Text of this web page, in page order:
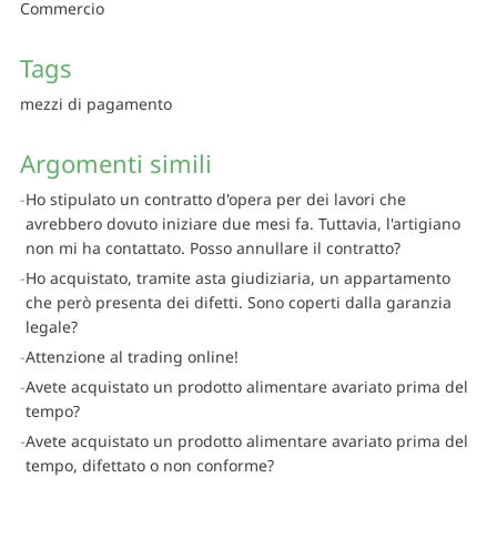
Commercio
Tags
mezzi di pagamento
Argomenti simili
Ho stipulato un contratto d'opera per dei lavori che
avrebbero dovuto iniziare due mesi fa. Tuttavia, l'artigiano
non mi ha contattato. Posso annullare il contratto?
Ho acquistato, tramite asta giudiziaria, un appartamento
che però presenta dei difetti. Sono coperti dalla garanzia
legale?
Attenzione al trading online!
Avete acquistato un prodotto alimentare avariato prima del
tempo?
Avete acquistato un prodotto alimentare avariato prima del
tempo, difettato o non conforme?